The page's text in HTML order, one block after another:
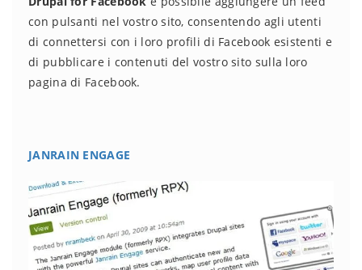
con pulsanti nel vostro sito, consentendo agli utenti
di connettersi con i loro profili di Facebook esistenti e
di pubblicare i contenuti del vostro sito sulla loro
pagina di Facebook.
JANRAIN ENGAGE